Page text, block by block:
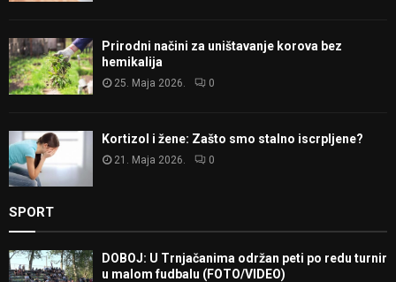
Prirodni načini za uništavanje korova bez
hemikalija
25. Maja 2026. 0
Kortizol i žene: Zašto smo stalno iscrpljene?
21. Maja 2026. 0
SPORT
DOBOJ: U Trnjačanima održan peti po redu turnir
u malom fudbalu (FOTO/VIDEO)